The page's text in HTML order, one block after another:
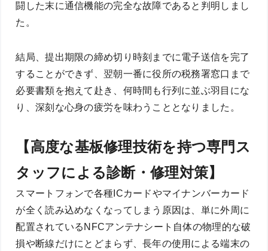
闘した末に通信機能の完全な故障であると判明しまし
た。
結局、提出期限の締め切り時刻までに電子送信を完了
することができず、翌朝一番に役所の税務署窓口まで
必要書類を抱えて赴き、何時間も行列に並ぶ羽目にな
り、深刻な心身の疲労を味わうこととなりました。
【高度な基板修理技術を持つ専門ス
タッフによる診断・修理対策】
スマートフォンで各種ICカードやマイナンバーカード
が全く読み込めなくなってしまう原因は、単に外周に
配置されているNFCアンテナシート自体の物理的な破
損や断線だけにとどまらず、長年の使用による端末の